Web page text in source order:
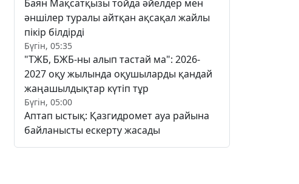
Баян Мақсатқызы тойда әйелдер мен
әншілер туралы айтқан ақсақал жайлы
пікір білдірді
Бүгін, 05:35
"ТЖБ, БЖБ-ны алып тастай ма": 2026-
2027 оқу жылында оқушыларды қандай
жаңашылдықтар күтіп тұр
Бүгін, 05:00
Аптап ыстық: Қазгидромет ауа райына
байланысты ескерту жасады